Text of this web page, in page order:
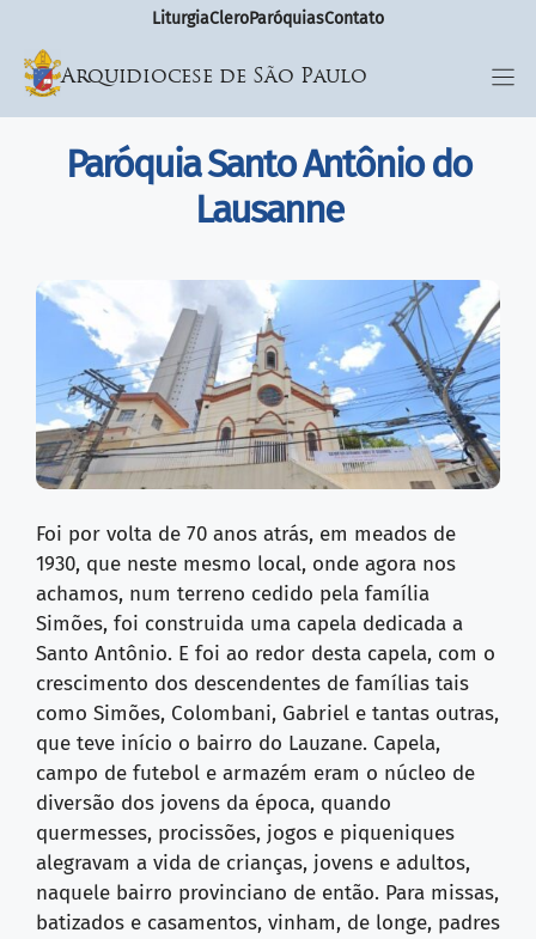
LiturgiaCleroParóquiasContato
Arquidiocese de São Paulo
Paróquia Santo Antônio do
Lausanne
Foi por volta de 70 anos atrás, em meados de
1930, que neste mesmo local, onde agora nos
achamos, num terreno cedido pela família
Simões, foi construida uma capela dedicada a
Santo Antônio. E foi ao redor desta capela, com o
crescimento dos descendentes de famílias tais
como Simões, Colombani, Gabriel e tantas outras,
que teve início o bairro do Lauzane. Capela,
campo de futebol e armazém eram o núcleo de
diversão dos jovens da época, quando
quermesses, procissões, jogos e piqueniques
alegravam a vida de crianças, jovens e adultos,
naquele bairro provinciano de então. Para missas,
batizados e casamentos, vinham, de longe, padres